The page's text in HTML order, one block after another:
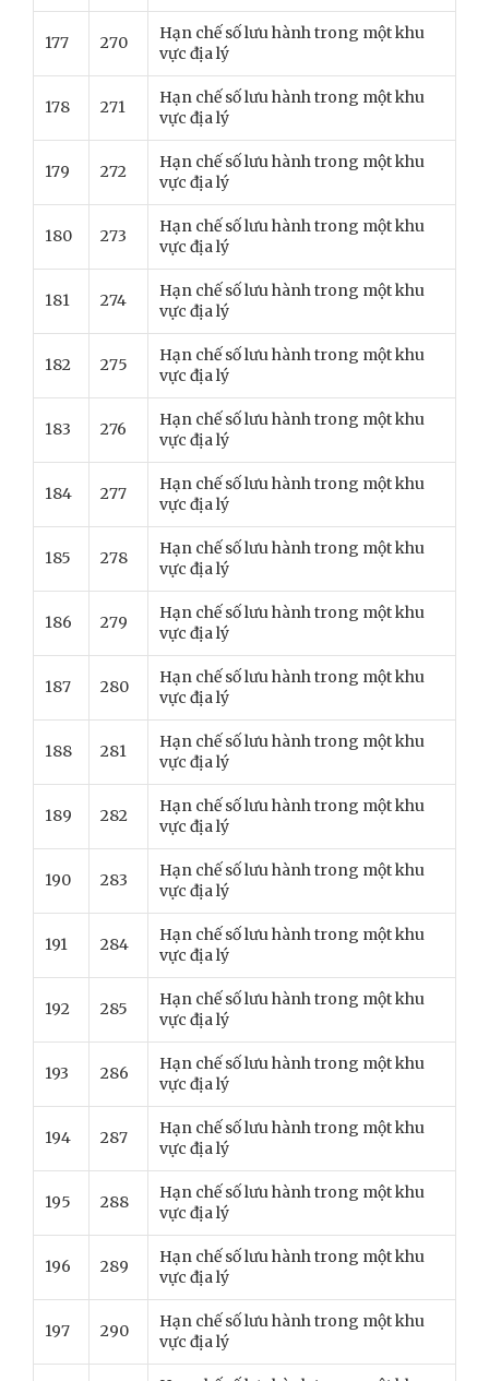
177 270
Hạn chế số lưu hành trong một khu
vực địa lý
178 271
Hạn chế số lưu hành trong một khu
vực địa lý
179 272
Hạn chế số lưu hành trong một khu
vực địa lý
180 273
Hạn chế số lưu hành trong một khu
vực địa lý
181 274
Hạn chế số lưu hành trong một khu
vực địa lý
182 275
Hạn chế số lưu hành trong một khu
vực địa lý
183 276
Hạn chế số lưu hành trong một khu
vực địa lý
184 277
Hạn chế số lưu hành trong một khu
vực địa lý
185 278
Hạn chế số lưu hành trong một khu
vực địa lý
186 279
Hạn chế số lưu hành trong một khu
vực địa lý
187 280
Hạn chế số lưu hành trong một khu
vực địa lý
188 281
Hạn chế số lưu hành trong một khu
vực địa lý
189 282
Hạn chế số lưu hành trong một khu
vực địa lý
190 283
Hạn chế số lưu hành trong một khu
vực địa lý
191 284
Hạn chế số lưu hành trong một khu
vực địa lý
192 285
Hạn chế số lưu hành trong một khu
vực địa lý
193 286
Hạn chế số lưu hành trong một khu
vực địa lý
194 287
Hạn chế số lưu hành trong một khu
vực địa lý
195 288
Hạn chế số lưu hành trong một khu
vực địa lý
196 289
Hạn chế số lưu hành trong một khu
vực địa lý
197 290
Hạn chế số lưu hành trong một khu
vực địa lý